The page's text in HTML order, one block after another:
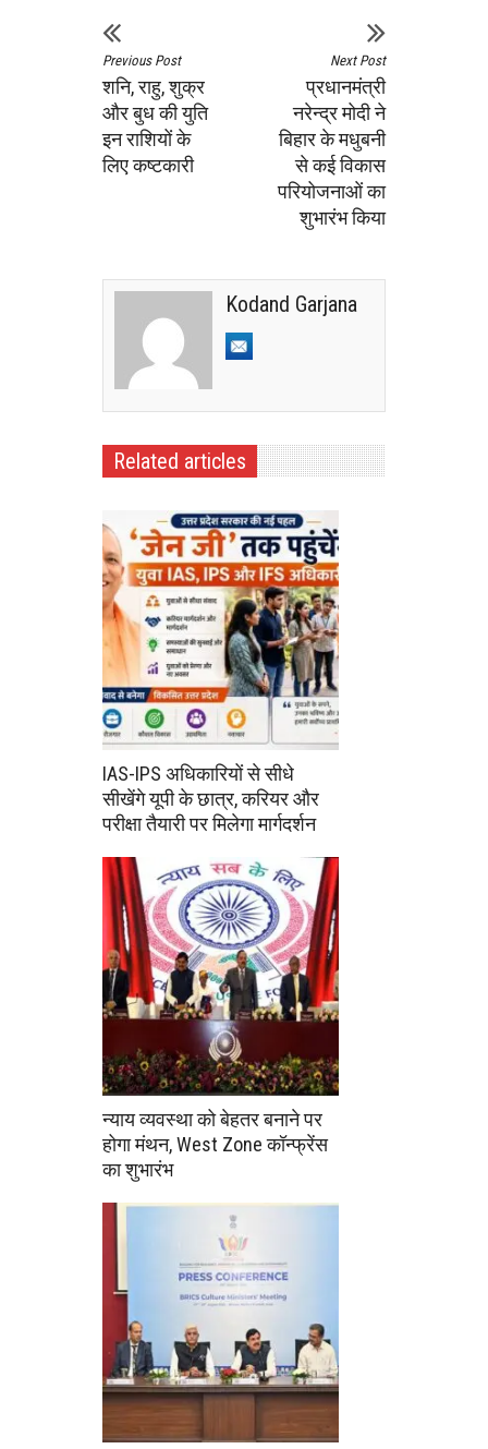
Previous Post
शनि, राहु, शुक्र
और बुध की युति
इन राशियों के
लिए कष्टकारी
Next Post
प्रधानमंत्री
नरेन्‍द्र मोदी ने
बिहार के मधुबनी
से कई विकास
परियोजनाओं का
शुभारंभ किया
Kodand Garjana
Related articles
IAS-IPS अधिकारियों से सीधे
सीखेंगे यूपी के छात्र, करियर और
परीक्षा तैयारी पर मिलेगा मार्गदर्शन
न्याय व्यवस्था को बेहतर बनाने पर
होगा मंथन, West Zone कॉन्फ्रेंस
का शुभारंभ